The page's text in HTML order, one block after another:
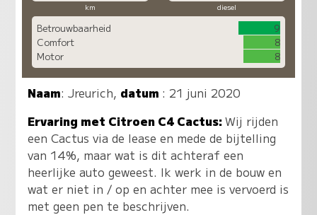
km diesel
Betrouwbaarheid
9
Comfort
8
Motor
8
Naam:Jreurich, datum : 21 juni 2020
Ervaring met Citroen C4 Cactus:Wij rijden
een Cactus via de lease en mede de bijtelling
van 14%, maar wat is dit achteraf een
heerlijke auto geweest. Ik werk in de bouw en
wat er niet in / op en achter mee is vervoerd is
met geen pen te beschrijven.